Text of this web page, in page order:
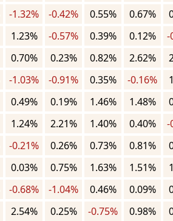
-1.32% -0.42% 0.55% 0.67%
1.23% -0.57% 0.39% 0.12%
-
0.70% 0.23% 0.82% 2.62%
-1.03% -0.91% 0.35% -0.16%
0.49% 0.19% 1.46% 1.48%
1.24% 2.21% 1.40% 0.40%
-
-0.21% 0.26% 0.73% 0.81%
0.03% 0.75% 1.63% 1.51%
-0.68% -1.04% 0.46% 0.09%
2.54% 0.25% -0.75% 0.98%